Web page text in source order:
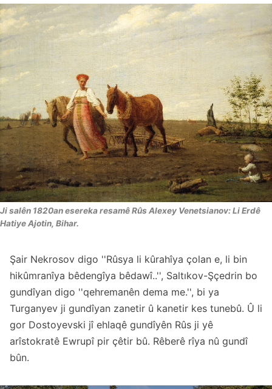
Ji salên 1820an esereka resamê Rûs Alexey Venetsianov: Li Erdê
Hatiye Ajotin, Bihar.
Şair Nekrosov digo ''Rûsya li kûrahîya çolan e, li bin
hikûmranîya bêdengîya bêdawî..'', Saltıkov-Şçedrin bo
gundîyan digo ''qehremanên dema me.'', bi ya
Turganyev ji gundîyan zanetir û kanetir kes tunebû. Û li
gor Dostoyevski jî ehlaqê gundîyên Rûs ji yê
arîstokratê Ewrupî pir çêtir bû. Rêberê rîya nû gundî
bûn.